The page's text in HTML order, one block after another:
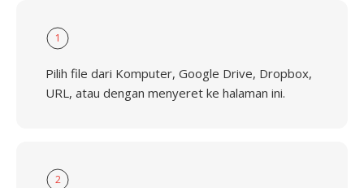
1
Pilih file dari Komputer, Google Drive, Dropbox,
URL, atau dengan menyeret ke halaman ini.
2